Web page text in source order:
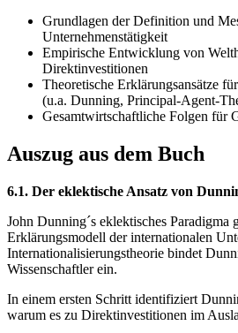
Grundlagen der Definition und
Unternehmenstätigkeit
Empirische Entwicklung von
Direktinvestitionen
Theoretische Erklärungsansätze
(u.a. Dunning, Principal-Agent-
Gesamtwirtschaftliche Folgen für
Auszug aus dem Buch
6.1. Der eklektische Ansatz von
John Dunning´s eklektisches Paradigma
Erklärungsmodell der internationalen
Internationalisierungstheorie bindet
Wissenschaftler ein.
In einem ersten Schritt identifiziert
warum es zu Direktinvestitionen im